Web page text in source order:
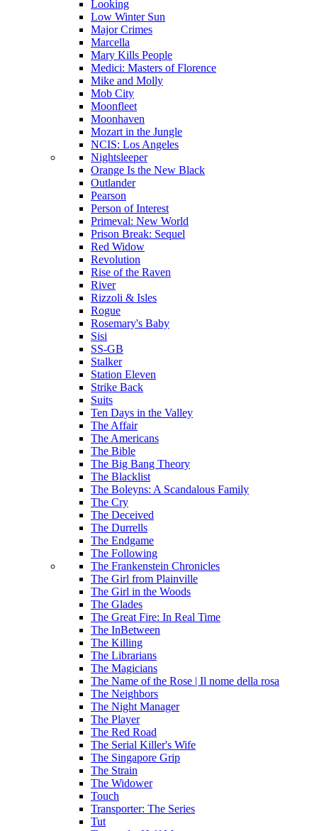
Looking
Low Winter Sun
Major Crimes
Marcella
Mary Kills People
Medici: Masters of Florence
Mike and Molly
Mob City
Moonfleet
Moonhaven
Mozart in the Jungle
NCIS: Los Angeles
Nightsleeper
Orange Is the New Black
Outlander
Pearson
Person of Interest
Primeval: New World
Prison Break: Sequel
Red Widow
Revolution
Rise of the Raven
River
Rizzoli & Isles
Rogue
Rosemary's Baby
Sisi
SS-GB
Stalker
Station Eleven
Strike Back
Suits
Ten Days in the Valley
The Affair
The Americans
The Bible
The Big Bang Theory
The Blacklist
The Boleyns: A Scandalous Family
The Cry
The Deceived
The Durrells
The Endgame
The Following
The Frankenstein Chronicles
The Girl from Plainville
The Girl in the Woods
The Glades
The Great Fire: In Real Time
The InBetween
The Killing
The Librarians
The Magicians
The Name of the Rose | Il nome della rosa
The Neighbors
The Night Manager
The Player
The Red Road
The Serial Killer's Wife
The Singapore Grip
The Strain
The Widower
Touch
Transporter: The Series
Tut